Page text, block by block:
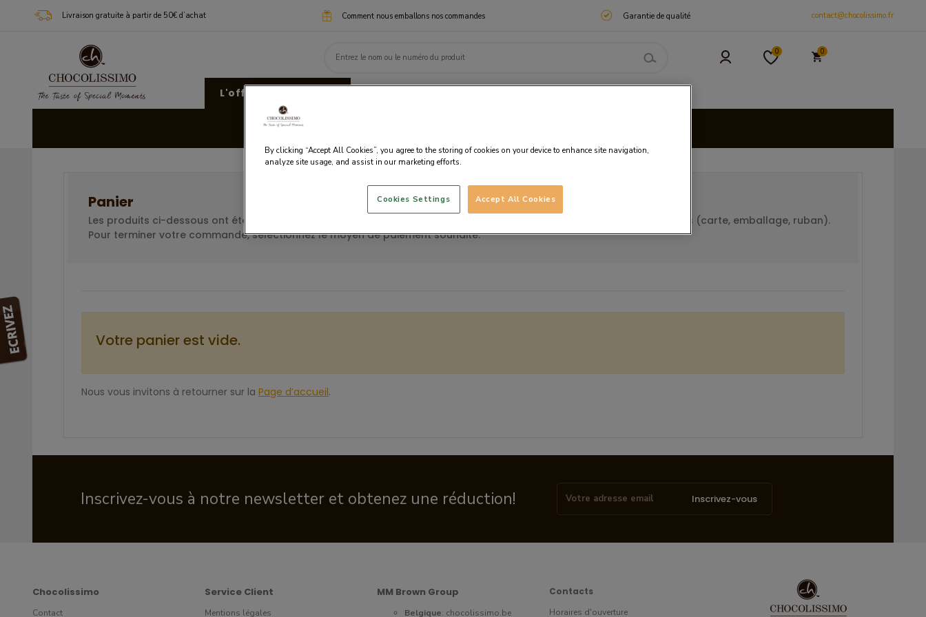
Livraison gratuite à partir de 50€ d’achat Comment nous emballons nos commandes Garantie de qualité contact@chocolissimo.fr
0 0
L'offre Chocolissimo
Cadeaux
Panier
Les produits ci-dessous ont été ajoutés à votre panier. Vous avez la possibilité d’ajouter des éléments supplémentaires (carte, emballage, ruban).
Pour terminer votre commande, sélectionnez le moyen de paiement souhaité.
Votre panier est vide.
Nous vous invitons à retourner sur la Page d’accueil.
Inscrivez-vous à notre newsletter et obtenez une réduction! Inscrivez-vous
Chocolissimo
Contact
Service Client
Mentions légales
MM Brown Group
Belgique: chocolissimo.be
Contacts
Horaires d'ouverture
By clicking “Accept All Cookies”, you agree to the storing of cookies on your device to enhance site navigation,
analyze site usage, and assist in our marketing efforts.
Accept All Cookies
Cookies Settings